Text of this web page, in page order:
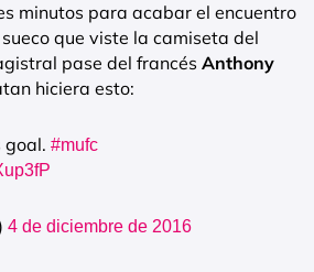
minutos para acabar el encuentro
sueco que viste la camiseta del
pase del francés Anthony
hiciera esto:
goal. #mufc
4 de diciembre de 2016